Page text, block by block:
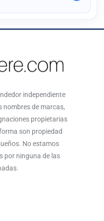
UnlockHere
,
precisos o
es utilizar
como
independiente
nombres de marcas,
propietarias
son propiedad
No estamos
por ninguna de las